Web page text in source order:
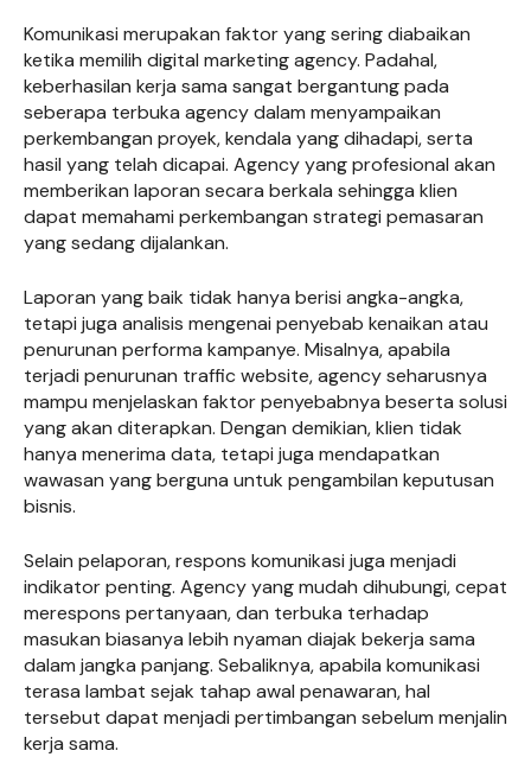
Komunikasi merupakan faktor yang sering diabaikan
ketika memilih digital marketing agency. Padahal,
keberhasilan kerja sama sangat bergantung pada
seberapa terbuka agency dalam menyampaikan
perkembangan proyek, kendala yang dihadapi, serta
hasil yang telah dicapai. Agency yang profesional akan
memberikan laporan secara berkala sehingga klien
dapat memahami perkembangan strategi pemasaran
yang sedang dijalankan.
Laporan yang baik tidak hanya berisi angka-angka,
tetapi juga analisis mengenai penyebab kenaikan atau
penurunan performa kampanye. Misalnya, apabila
terjadi penurunan traffic website, agency seharusnya
mampu menjelaskan faktor penyebabnya beserta solusi
yang akan diterapkan. Dengan demikian, klien tidak
hanya menerima data, tetapi juga mendapatkan
wawasan yang berguna untuk pengambilan keputusan
bisnis.
Selain pelaporan, respons komunikasi juga menjadi
indikator penting. Agency yang mudah dihubungi, cepat
merespons pertanyaan, dan terbuka terhadap
masukan biasanya lebih nyaman diajak bekerja sama
dalam jangka panjang. Sebaliknya, apabila komunikasi
terasa lambat sejak tahap awal penawaran, hal
tersebut dapat menjadi pertimbangan sebelum menjalin
kerja sama.